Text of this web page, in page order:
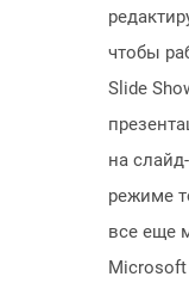
чтобы
Slide
на
режиме
все еще
Microsoft